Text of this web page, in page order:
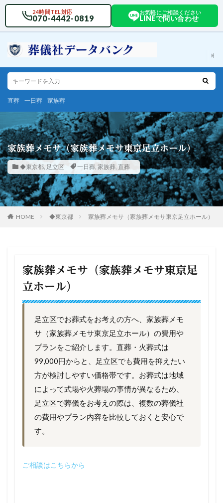
24時間TEL対応
070-4442-0819
お気軽にご相談ください
LINEで問い合わせ
直葬 一日葬 家族葬
家族葬メモサ（家族葬メモサ東京足立ホール）
◆東京都, 足立区 一日葬, 家族葬, 直葬
HOME ◆東京都 家族葬メモサ（家族葬メモサ東京足立ホール）
家族葬メモサ（家族葬メモサ東京足
立ホール）
足立区でお葬式をお考えの方へ、家族葬メモ
サ（家族葬メモサ東京足立ホール）の費用や
プランをご紹介します。直葬・火葬式は
99,000円からと、足立区でも費用を抑えたい
方が検討しやすい価格帯です。お葬式は地域
によって式場や火葬場の事情が異なるため、
足立区で葬儀をお考えの際は、複数の葬儀社
の費用やプラン内容を比較しておくと安心で
す。
ご相談はこちらから